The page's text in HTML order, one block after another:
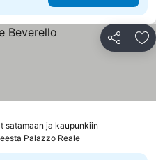
Jaa
satamaan ja kaupunkiin
Palazzo Reale